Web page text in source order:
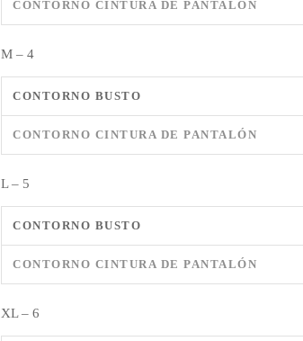
CONTORNO CINTURA DE PANTALÓN
M – 4
CONTORNO BUSTO
CONTORNO CINTURA DE PANTALÓN
L – 5
CONTORNO BUSTO
CONTORNO CINTURA DE PANTALÓN
XL – 6